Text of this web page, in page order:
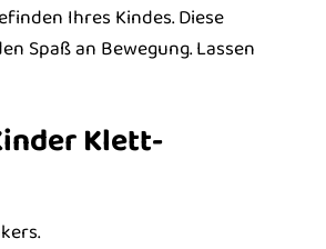
Ihres Kindes. Diese
Spaß an Bewegung. Lassen
Klett-